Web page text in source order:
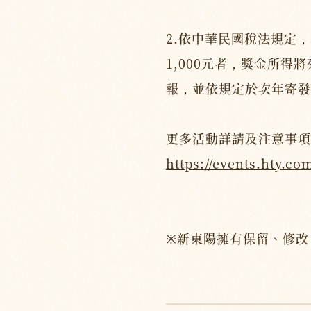
2.依中華民國稅法規定
1,000元者，獎金所得
報，並依規定於次年寄
更多活動詳請及注意事
https://
※新東陽擁有保留、修